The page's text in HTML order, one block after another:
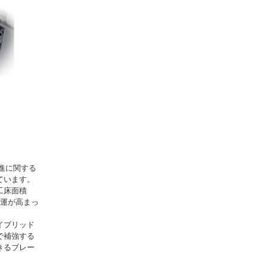
に関する
ます。
床面積
が高まっ
ブリッド
補強する
るブレー